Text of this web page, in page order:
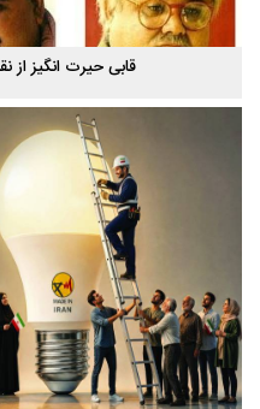
قابی حیرت‌ انگیز از